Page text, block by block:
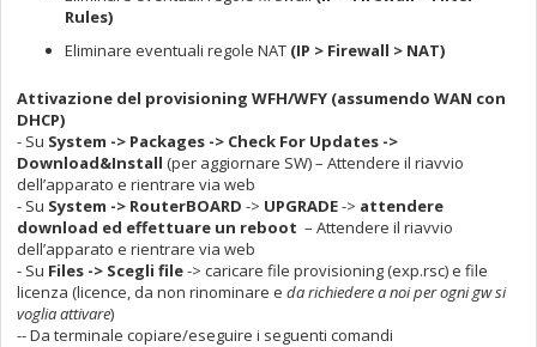
Rules)
Eliminare eventuali regole NAT (IP > Firewall > NAT)
Attivazione del provisioning WFH/WFY (assumendo WAN con
DHCP)
- Su System -> Packages -> Check For Updates ->
Download&Install (per aggiornare SW) – Attendere il riavvio
dell’apparato e rientrare via web
- Su System -> RouterBOARD -> UPGRADE-> attendere
download ed effettuare un reboot – Attendere il riavvio
dell’apparato e rientrare via web
- Su Files -> Scegli file-> caricare file provisioning (exp.rsc) e file
licenza (licence, da non rinominare e da richiedere a noi per ogni gw si
voglia attivare)
-- Da terminale copiare/eseguire i seguenti comandi